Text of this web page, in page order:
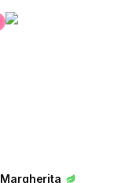
Margherita